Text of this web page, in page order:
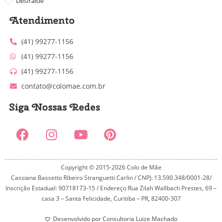
Atendimento
(41) 99277-1156
(41) 99277-1156
(41) 99277-1156
contato@colomae.com.br
Siga Nossas Redes
Copyright © 2015-2026 Colo de Mãe
Cassiana Bassetto Ribeiro Stranguetti Carlin / CNPJ: 13.590.348/0001-28/
Inscrição Estadual: 90718173-15 / Endereço Rua Zilah Wallbach Prestes, 69 –
casa 3 – Santa Felicidade, Curitiba – PR, 82400-307
Desenvolvido por Consultoria Luize Machado